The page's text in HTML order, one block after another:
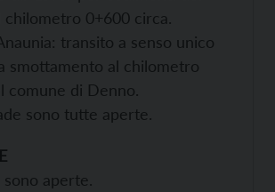
chilometro 0+600 circa.
transito a senso unico
smottamento al chilometro
comune di Denno.
sono tutte aperte.
aperte.